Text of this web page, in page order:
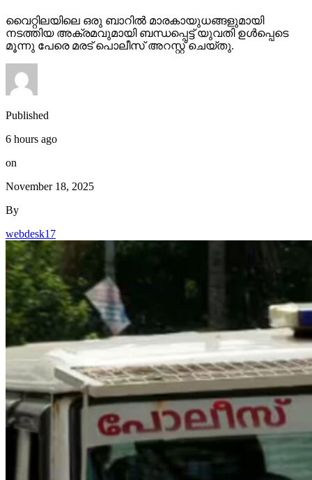
വൈറ്റിലയിലെ ഒരു ബാറില്‍ മാരകായുധങ്ങളുമായി
നടത്തിയ അക്രമവുമായി ബന്ധപ്പെട്ട് യുവതി ഉള്‍പ്പെടെ
മൂന്നു പേരെ മരട് പൊലീസ് അറസ്റ്റ് ചെയ്തു.
Published
6 hours ago
on
November 18, 2025
By
webdesk17